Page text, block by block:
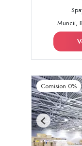
Muncii,
Comision 0%
Previous